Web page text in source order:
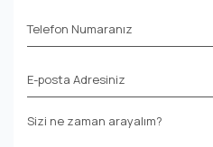
Telefon Numaranız
E-posta Adresiniz
Sizi ne zaman arayalım?